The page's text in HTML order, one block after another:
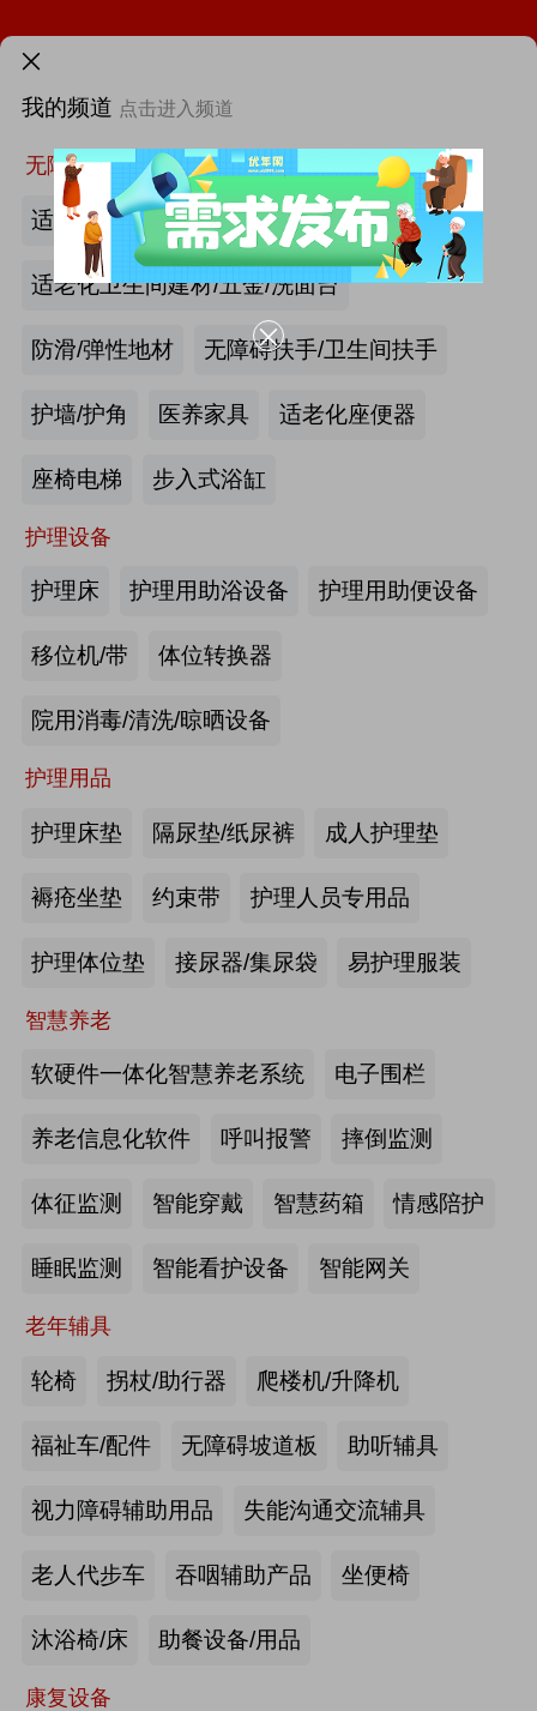
我的频道 点击进入频道
无障碍空间
适老化墙面/天花板
适老化卫生间建材/五金/洗面台
防滑/弹性地材 无障碍扶手/卫生间扶手
护墙/护角 医养家具 适老化座便器
座椅电梯 步入式浴缸
护理设备
护理床 护理用助浴设备 护理用助便设备
移位机/带 体位转换器
院用消毒/清洗/晾晒设备
护理用品
护理床垫 隔尿垫/纸尿裤 成人护理垫
褥疮坐垫 约束带 护理人员专用品
护理体位垫 接尿器/集尿袋 易护理服装
智慧养老
软硬件一体化智慧养老系统 电子围栏
养老信息化软件 呼叫报警 摔倒监测
体征监测 智能穿戴 智慧药箱 情感陪护
睡眠监测 智能看护设备 智能网关
老年辅具
轮椅 拐杖/助行器 爬楼机/升降机
福祉车/配件 无障碍坡道板 助听辅具
视力障碍辅助用品 失能沟通交流辅具
老人代步车 吞咽辅助产品 坐便椅
沐浴椅/床 助餐设备/用品
康复设备
首页 找新闻 找厂商
最新资讯
海尔电动轮椅-海尔智慧康养
海尔电动轮椅-海尔智慧康养
产业头条
机构“一件事”上线
业陆家嘴峰会议程首发，早鸟通道同
步开放
来源:养老福祉圈 2026-07-23
施数量已达39.6万个
来源:中国新闻网
展千人老年脑健康专项关爱活动
来源:养老福祉圈 2026-07-13
焕新银发日常 虹桥镇持续推进老年
友好社区建设工作
未来医养 · 智建绿康——中国医养融